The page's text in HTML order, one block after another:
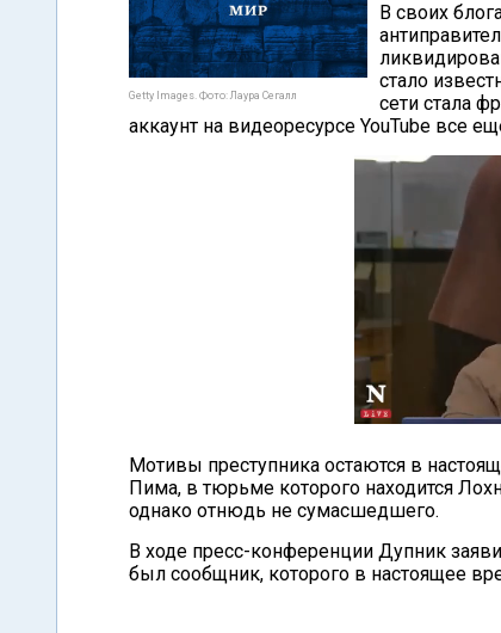
Getty Images. Фото: Лаура Сегалл
В своих
стало
сети стала
аккаунт на видеоресурсе YouTube все
Мотивы преступника остаются в
Пима, в тюрьме которого находится
однако отнюдь не сумасшедшего.
В ходе пресс-конференции Дупник
был сообщник, которого в настоящее